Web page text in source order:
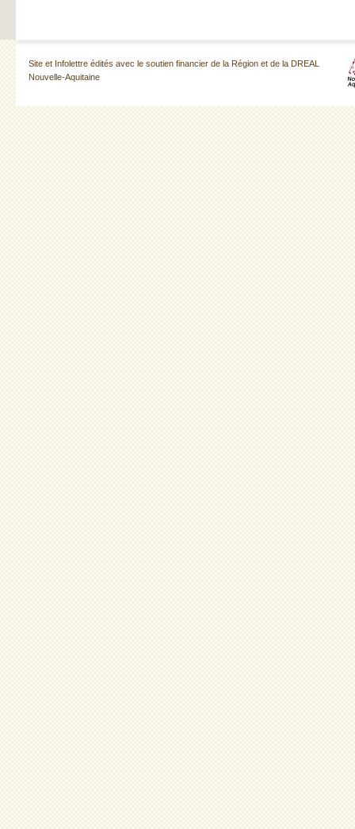
Site et Infolettre édités avec le soutien financier de la Région et de la DREAL
Nouvelle-Aquitaine